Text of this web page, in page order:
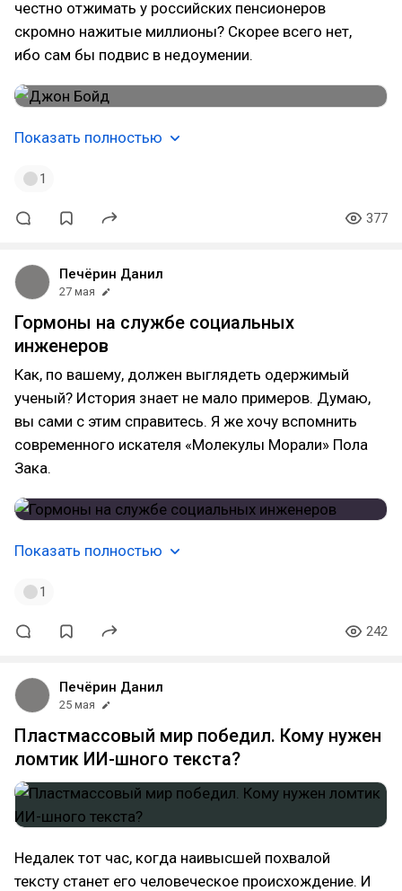
честно отжимать у российских пенсионеров
скромно нажитые миллионы? Скорее всего нет,
ибо сам бы подвис в недоумении.
Показать полностью
1
377
Печёрин Данил
27 мая
Гормоны на службе социальных
инженеров
Как, по вашему, должен выглядеть одержимый
ученый? История знает не мало примеров. Думаю,
вы сами с этим справитесь. Я же хочу вспомнить
современного искателя «Молекулы Морали» Пола
Зака.
Показать полностью
1
242
Печёрин Данил
25 мая
Пластмассовый мир победил. Кому нужен
ломтик ИИ-шного текста?
Недалек тот час, когда наивысшей похвалой
тексту станет его человеческое происхождение. И